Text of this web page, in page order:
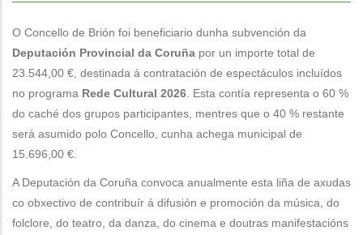
O Concello de Brión foi beneficiario dunha subvención da
Deputación Provincial da Coruña por un importe total de
23.544,00 €, destinada á contratación de espectáculos incluídos
no programa Rede Cultural 2026 . Esta contía representa o 60 %
do caché dos grupos participantes, mentres que o 40 % restante
será asumido polo Concello, cunha achega municipal de
15.696,00 €.
A Deputación da Coruña convoca anualmente esta liña de axudas
co obxectivo de contribuír á difusión e promoción da música, do
folclore, do teatro, da danza, do cinema e doutras manifestacións